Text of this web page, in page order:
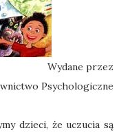
Wydane przez
Psychologiczne
dzieci, że uczucia są